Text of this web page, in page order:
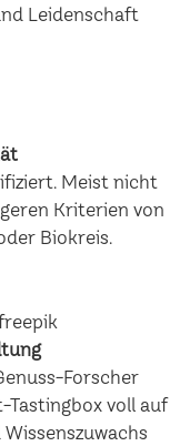
Leidenschaft
Meist nicht
Kriterien von
Biokreis.
Forscher
Tastingbox voll auf